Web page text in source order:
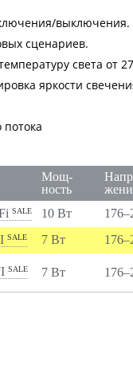
выключения.
сценариев.
света от
яркости
потока
Мощ­
ность
SALE 10 Вт
SALE 7 Вт
SALE 7 Вт